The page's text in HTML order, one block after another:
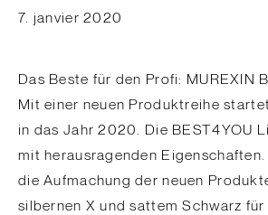
7. janvier 2020
Das Beste für den Profi: MUREXIN
Mit einer neuen Produktreihe
in das Jahr 2020. Die BEST4YOU
mit herausragenden
die Aufmachung der neuen
silbernen X und sattem Schwarz für